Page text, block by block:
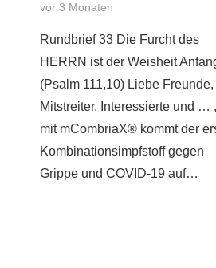
vor 3 Monaten
Rundbrief 33 Die Furcht des
HERRN ist der Weisheit
(Psalm 111,10) Liebe Freunde,
Mitstreiter, Interessierte und … ,
mit mCombriaX® kommt der
Kombinationsimpfstoff gegen
Grippe und COVID-19 auf…